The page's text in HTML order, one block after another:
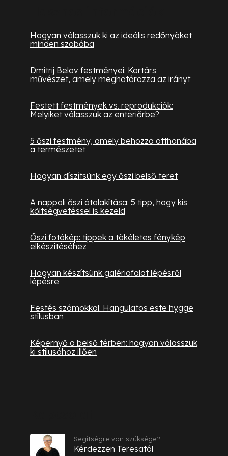
Hogyan válasszuk ki az ideális redőnyöket
minden szobába
Dmitrij Belov festményei: Kortárs
művészet, amely meghatározza az irányt
Festett festmények vs. reprodukciók:
Melyiket válasszuk az enteriőrbe?
5 őszi festmény, amely behozza otthonába
a természetet
Hogyan díszítsünk egy őszi belső teret
A nappali őszi átalakítása: 5 tipp, hogy kis
költségvetéssel is kezeld
Őszi fotókép: tippek a tökéletes fénykép
elkészítéséhez
Hogyan készítsünk galériafalat lépésről
lépésre
Festés számokkal: Hangulatos este hygge
stílusban
Képernyő a belső térben: hogyan válasszuk
ki stílusához illően
Segítségre van szüksége?
Kérdezzen Teresatól